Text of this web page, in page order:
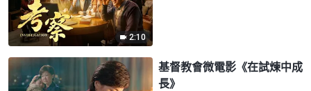
2:10
基督教會微電影《在試煉中成
長》